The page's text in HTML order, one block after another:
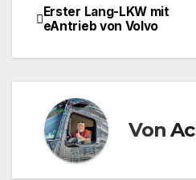
Erster Lang-LKW mit
eAntrieb von Volvo
Von